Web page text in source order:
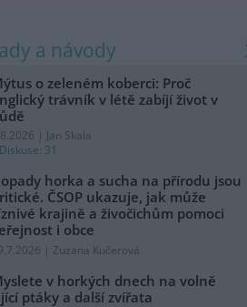
a návody
o zeleném koberci: Proč
trávník v létě zabíjí život v
| Jan Skala
Diskuse: 31
horka a sucha na přírodu jsou
ČSOP ukazuje, jak může
krajině a živočichům pomoci
i obce
| Zuzana Kučerová
v horkých dnech na volně
ptáky a další zvířata